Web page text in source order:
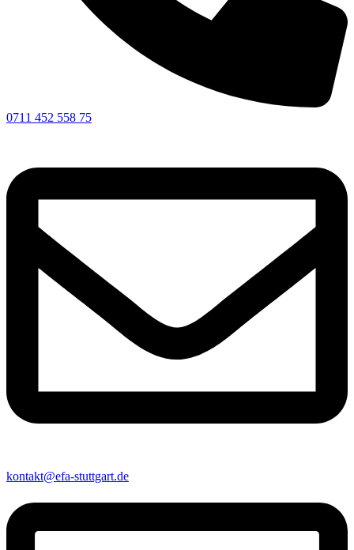
0711 452 558 75
kontakt@efa-stuttgart.de